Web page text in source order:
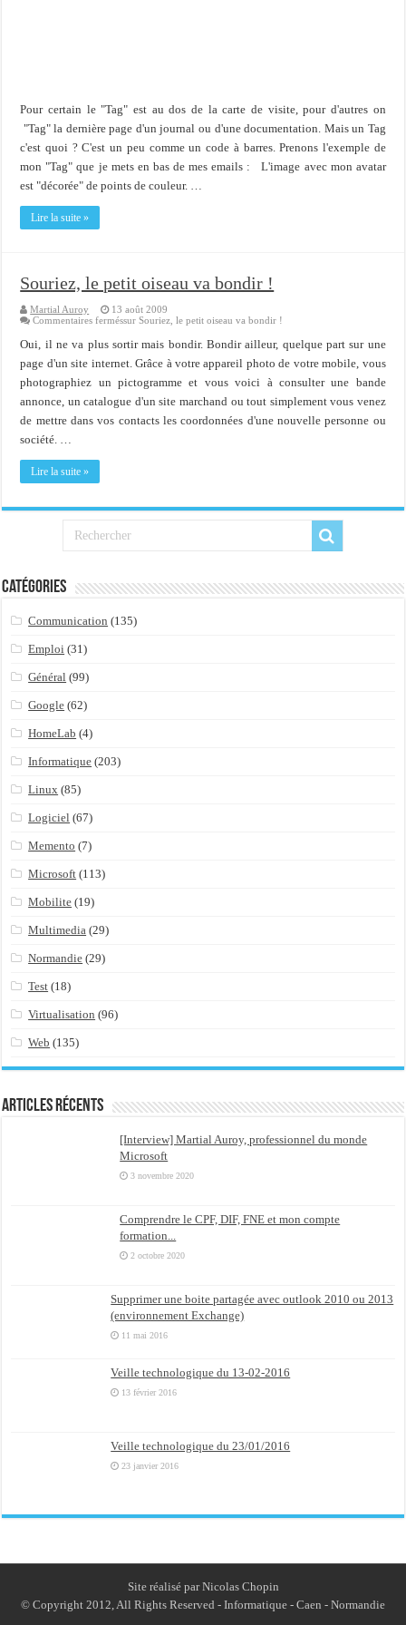
Pour certain le "Tag" est au dos de la carte de visite, pour d'autres on
"Tag" la dernière page d'un journal ou d'une documentation. Mais un Tag
c'est quoi ? C'est un peu comme un code à barres. Prenons l'exemple de
mon "Tag" que je mets en bas de mes emails : L'image avec mon avatar
est "décorée" de points de couleur. …
Lire la suite »
Souriez, le petit oiseau va bondir !
Martial Auroy
13 août 2009
Commentaires ferméssur Souriez, le petit oiseau va bondir !
Oui, il ne va plus sortir mais bondir. Bondir ailleur, quelque part sur une
page d'un site internet. Grâce à votre appareil photo de votre mobile, vous
photographiez un pictogramme et vous voici à consulter une bande
annonce, un catalogue d'un site marchand ou tout simplement vous venez
de mettre dans vos contacts les coordonnées d'une nouvelle personne ou
société. …
Lire la suite »
Catégories
Communication (135)
Emploi (31)
Général (99)
Google (62)
HomeLab (4)
Informatique (203)
Linux (85)
Logiciel (67)
Memento (7)
Microsoft (113)
Mobilite (19)
Multimedia (29)
Normandie (29)
Test (18)
Virtualisation (96)
Web (135)
Articles récents
[Interview] Martial Auroy, professionnel du monde
Microsoft
3 novembre 2020
Comprendre le CPF, DIF, FNE et mon compte
formation...
2 octobre 2020
Supprimer une boite partagée avec outlook 2010 ou 2013
(environnement Exchange)
11 mai 2016
Veille technologique du 13-02-2016
13 février 2016
Veille technologique du 23/01/2016
23 janvier 2016
Site réalisé par Nicolas Chopin
© Copyright 2012, All Rights Reserved - Informatique - Caen - Normandie